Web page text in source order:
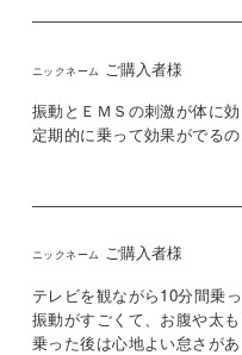
ご購入者様
振動とＥＭＳの刺激が体に効
定期的に乗って効果がでるの
ご購入者様
テレビを観ながら10分間乗っ
振動がすごくて、お腹や太
乗った後は心地よい怠さが